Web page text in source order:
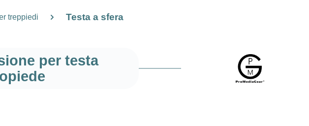
treppiedi Testa a sfera
per testa